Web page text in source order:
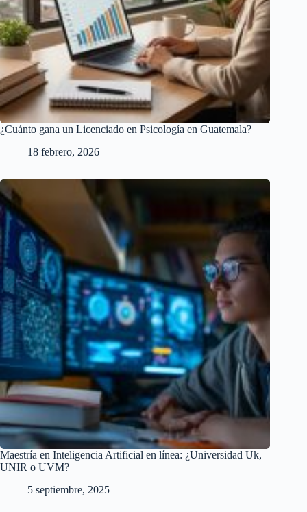
¿Cuánto gana un Licenciado en Psicología en Guatemala?
18 febrero, 2026
Maestría en Inteligencia Artificial en línea: ¿Universidad Uk,
UNIR o UVM?
5 septiembre, 2025